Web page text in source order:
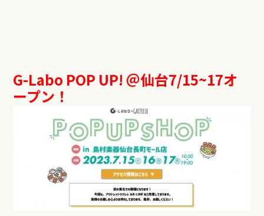
G-Labo POP UP! ＠仙台7/15~17オ
ープン！